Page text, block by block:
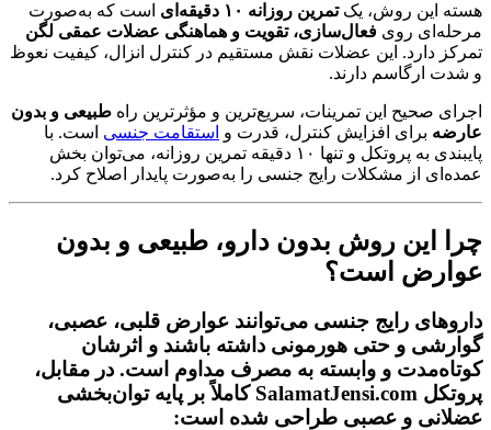
هسته این روش، یکتمرین روزانه ۱۰ دقیقه‌ای
است که به‌صورت
مرحله‌ای روی فعال‌سازی، تقویت و هماهنگی عضلات عمقی لگن
تمرکز دارد. این عضلات نقش مستقیم در کنترل انزال، کیفیت نعوظ
و شدت ارگاسم دارند.
اجرای صحیح این تمرینات، سریع‌ترین و مؤثرترین راه طبیعی و بدون
عارضه برای افزایش کنترل، قدرت و استقامت جنسی است. با
پایبندی به پروتکل و تنها ۱۰ دقیقه تمرین روزانه، می‌توان بخش
عمده‌ای از مشکلات رایج جنسی را به‌صورت پایدار اصلاح کرد.
چرا این روش بدون دارو، طبیعی و بدون
عوارض است؟
داروهای رایج جنسی می‌توانند عوارض قلبی، عصبی،
گوارشی و حتی هورمونی داشته باشند و اثرشان
کوتاه‌مدت و وابسته به مصرف مداوم است. در مقابل،
پروتکل SalamatJensi.com کاملاً بر پایهتوان‌بخشی
عضلانی و عصبی طراحی شده است: